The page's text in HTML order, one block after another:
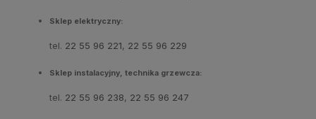
Sklep elektryczny:
tel. 22 55 96 221, 22 55 96 229
Sklep instalacyjny, technika grzewcza:
tel. 22 55 96 238, 22 55 96 247